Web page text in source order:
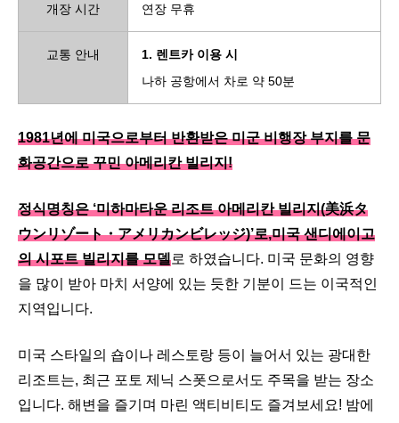
개장 시간 연장 무휴
교통 안내
1. 렌트카 이용 시
나하 공항에서 차로 약 50분
1981년에 미국으로부터 반환받은 미군 비행장 부지를 문
화공간으로 꾸민 아메리칸 빌리지!
정식명칭은 ‘미하마타운 리조트 아메리칸 빌리지(美浜タ
ウンリゾート・アメリカンビレッジ)’로,미국 샌디에이고
의 시포트 빌리지를 모델로 하였습니다. 미국 문화의 영향
을 많이 받아 마치 서양에 있는 듯한 기분이 드는 이국적인
지역입니다.
미국 스타일의 숍이나 레스토랑 등이 늘어서 있는 광대한
리조트는, 최근 포토 제닉 스폿으로서도 주목을 받는 장소
입니다. 해변을 즐기며 마린 액티비티도 즐겨보세요! 밤에